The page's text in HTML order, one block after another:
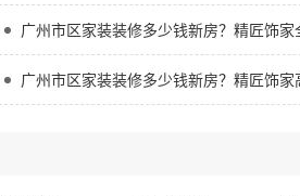
广州市区家装装修多少钱新房？精匠饰家
广州市区家装装修多少钱新房？精匠饰家